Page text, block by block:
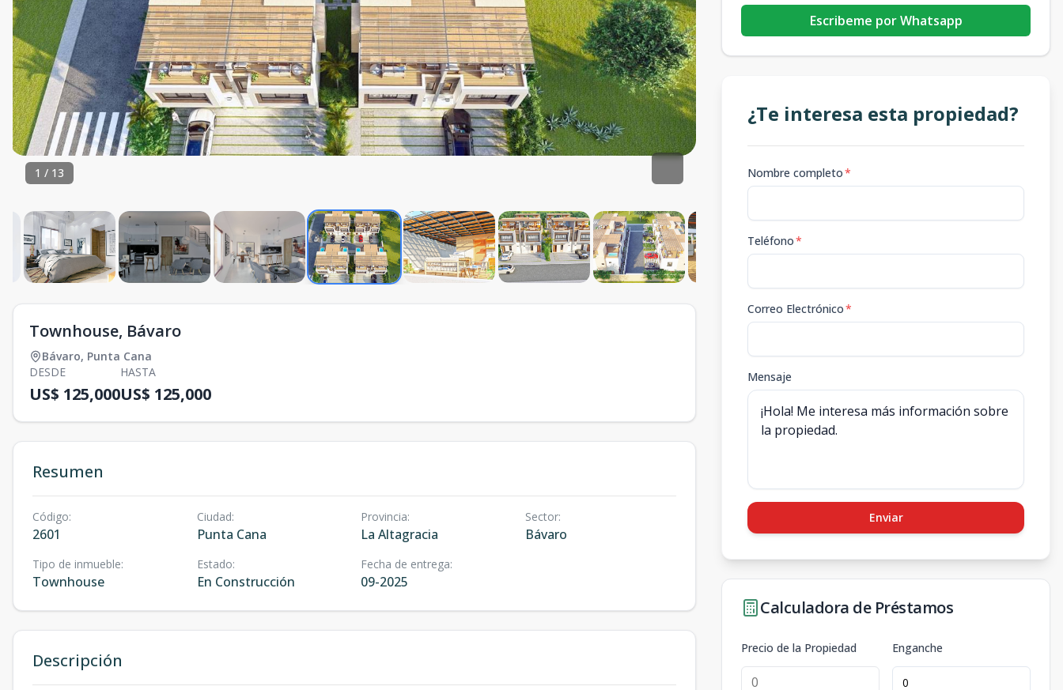
1 / 13
Townhouse, Bávaro
Bávaro, Punta Cana
DESDE
US$ 125,000
HASTA
US$ 125,000
Resumen
Código:
2601
Ciudad:
Punta Cana
Provincia:
La Altagracia
Sector:
Bávaro
Tipo de inmueble:
Townhouse
Estado:
En Construcción
Fecha de entrega:
09-2025
Descripción
Escribeme por Whatsapp
¿Te interesa esta propiedad?
Nombre completo*
Teléfono*
Correo Electrónico*
Mensaje
Enviar
Calculadora de Préstamos
Precio de la Propiedad Enganche